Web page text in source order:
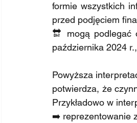
formie wszystkich
przed podjęciem
🔛 mogą podlegać
października 2024
Powyższa
potwierdza, że
Przykładowo w
➡️ reprezentowanie